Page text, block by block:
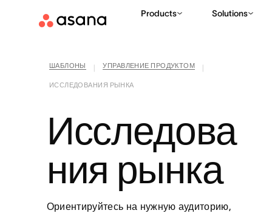
Products Solutions
ШАБЛОНЫ УПРАВЛЕНИЕ ПРОДУКТОМ
ИССЛЕДОВАНИЯ РЫНКА
Исследова
ния рынка
Ориентируйтесь на нужную аудиторию,